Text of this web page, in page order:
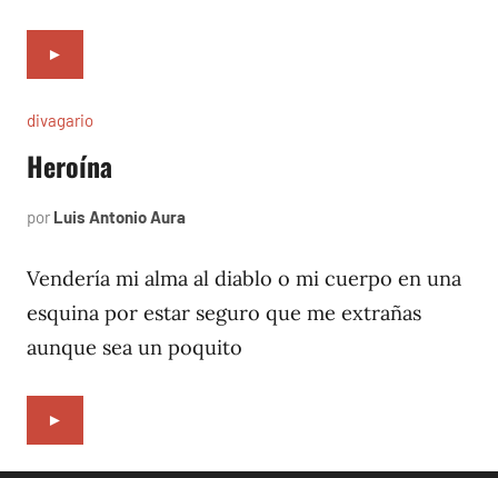
►
divagario
Heroína
por Luis Antonio Aura
1996
Vendería mi alma al diablo o mi cuerpo en una
esquina por estar seguro que me extrañas
aunque sea un poquito
►